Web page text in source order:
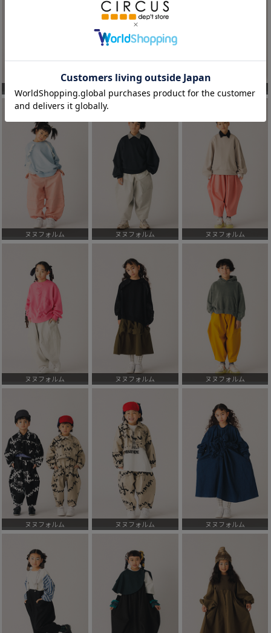
ヌヌフォルム ヌヌフォルム ヌヌフォルム
ヌヌフォルム ヌヌフォルム ヌヌフォルム
ヌヌフォルム ヌヌフォルム ヌヌフォルム
ヌヌフォルム ヌヌフォルム ヌヌフォルム